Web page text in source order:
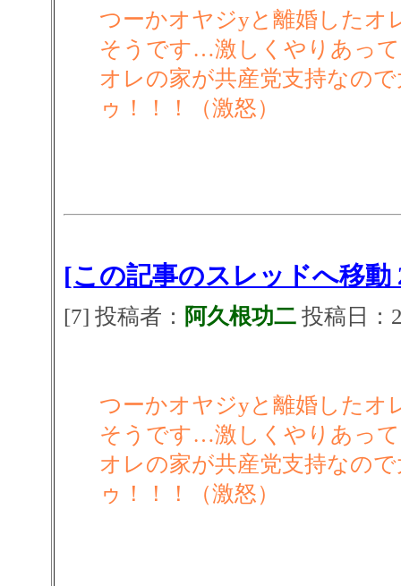
つーかオヤジyと離婚したオ
そうです…激しくやりあっ
オレの家が共産党支持なの
ゥ！！！（激怒）
[この記事のスレッドへ移動
[7] 投稿者： 阿久根功二投稿日：
つーかオヤジyと離婚したオ
そうです…激しくやりあっ
オレの家が共産党支持なの
ゥ！！！（激怒）